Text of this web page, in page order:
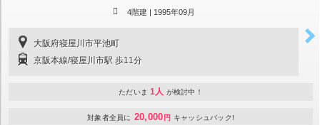
4階建 | 1995年09月
大阪府寝屋川市平池町
京阪本線/寝屋川市駅 歩11分
ただいま 1人 が検討中！
対象者全員に 20,000 円 キャッシュバック!